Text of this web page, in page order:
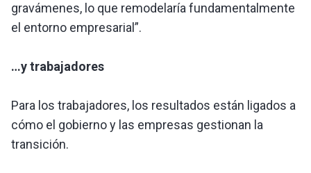
gravámenes, lo que remodelaría fundamentalmente
el entorno empresarial”.
…y trabajadores
Para los trabajadores, los resultados están ligados a
cómo el gobierno y las empresas gestionan la
transición.